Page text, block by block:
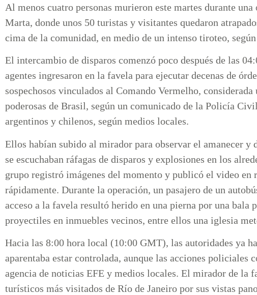
Al menos cuatro personas murieron este martes durante
Marta, donde unos 50 turistas y visitantes quedaron
cima de la comunidad, en medio de un intenso tiroteo,
El intercambio de disparos comenzó poco después de las
agentes ingresaron en la favela para ejecutar decenas de
sospechosos vinculados al Comando Vermelho,
poderosas de Brasil, según un comunicado de la Policía
argentinos y chilenos, según medios locales.
Ellos habían subido al mirador para observar el amanecer y
se escuchaban ráfagas de disparos y explosiones en los
grupo registró imágenes del momento y publicó el video en
rápidamente. Durante la operación, un pasajero de un
acceso a la favela resultó herido en una pierna por una bala
proyectiles en inmuebles vecinos, entre ellos una iglesia
Hacia las 8:00 hora local (10:00 GMT), las autoridades ya
aparentaba estar controlada, aunque las acciones policiales
agencia de noticias EFE y medios locales. El mirador de la
turísticos más visitados de Río de Janeiro por sus vistas